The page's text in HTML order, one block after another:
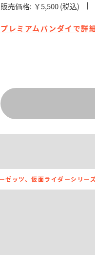
販売価格: ￥5,500(税込)
プレミアムバンダイで詳
ゼッツ、仮面ライダーシリー